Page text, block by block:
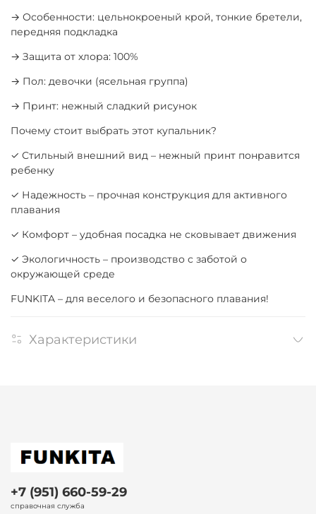
→ Особенности: цельнокроеный крой, тонкие бретели,
передняя подкладка
→ Защита от хлора: 100%
→ Пол: девочки (ясельная группа)
→ Принт: нежный сладкий рисунок
Почему стоит выбрать этот купальник?
✓ Стильный внешний вид – нежный принт понравится
ребенку
✓ Надежность – прочная конструкция для активного
плавания
✓ Комфорт – удобная посадка не сковывает движения
✓ Экологичность – производство с заботой о
окружающей среде
FUNKITA – для веселого и безопасного плавания!
Характеристики
+7 (951) 660-59-29
справочная служба